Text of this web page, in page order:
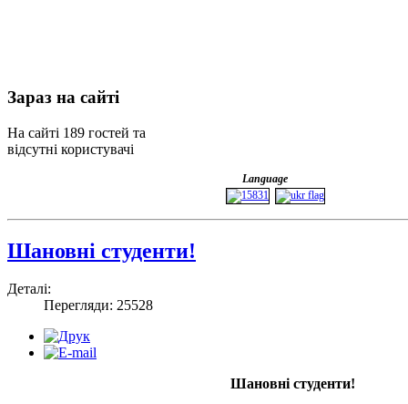
Зараз на сайті
На сайті 189 гостей та
відсутні користувачі
Language
Шановні студенти!
Деталі:
Перегляди: 25528
Шановні студенти!